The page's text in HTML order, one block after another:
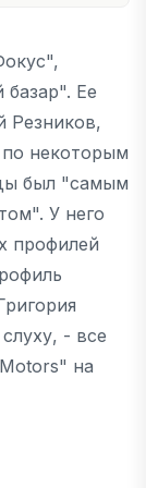
Ее
Резников,
некоторым
был "самым
У него
профилей
- все
на